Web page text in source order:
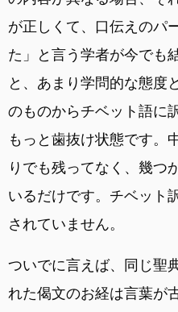
が正しくて、口伝えのパ
た」と言う学者が今でも
と、あまり学問的な態度
のものからチベット語に
もっと歯抜け状態です。
りでも残ってなく、幾つ
いるだけです。チベット
されていません。
ついでに言えば、同じ聖
れた偈文のお経は言葉が